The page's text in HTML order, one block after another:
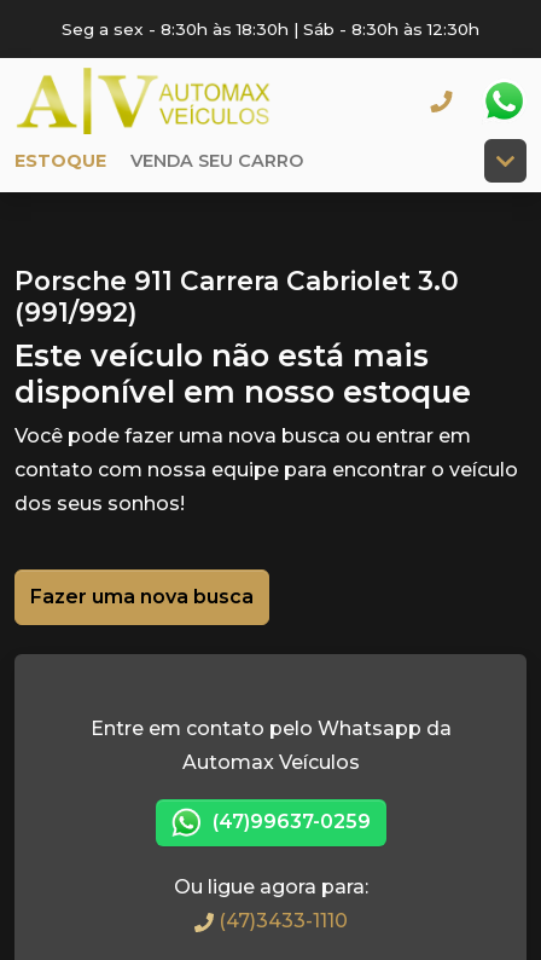
Seg a sex - 8:30h às 18:30h | Sáb - 8:30h às 12:30h
ESTOQUE VENDA SEU CARRO
Porsche 911 Carrera Cabriolet 3.0
(991/992)
Este veículo não está mais
disponível em nosso estoque
Você pode fazer uma nova busca ou entrar em
contato com nossa equipe para encontrar o veículo
dos seus sonhos!
Fazer uma nova busca
Entre em contato pelo Whatsapp da
Automax Veículos
(47)99637-0259
Ou ligue agora para:
(47)3433-1110